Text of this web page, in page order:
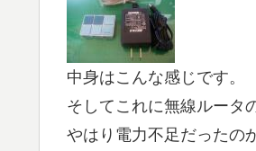
中身はこんな感じです。
そしてこれに無線ルータ
やはり電力不足だったの